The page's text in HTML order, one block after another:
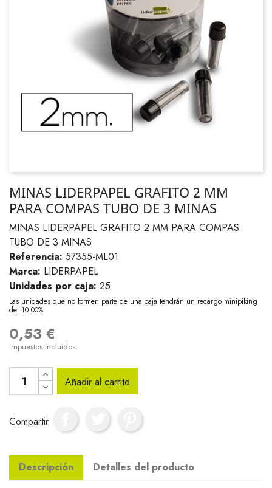
MINAS LIDERPAPEL GRAFITO 2 MM
PARA COMPAS TUBO DE 3 MINAS
MINAS LIDERPAPEL GRAFITO 2 MM PARA COMPAS
TUBO DE 3 MINAS
Referencia: 57355-ML01
Marca: LIDERPAPEL
Unidades por caja: 25
Las unidades que no formen parte de una caja tendrán un recargo minipiking
del 10.00%
0,53 €
Impuestos incluidos
Añadir al carrito
Compartir
Descripción Detalles del producto